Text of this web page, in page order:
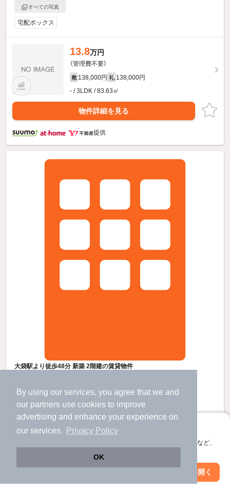
By using our services, you agree that we and
our partners use cookies to improve
advertising and enhance your experience on
our services.
Privacy Policy
OK
アプリに切り替えて、サクサクお部屋探し
会員登録なしですぐ使える。マップ検索やお気に入り保存など、
アプリを開く
すべての写真
宅配ボックス
13.8万円
（管理費不要）
敷 138,000円 礼 138,000円
- / 3LDK / 83.63㎡
物件詳細を見る
提供
大袋駅より徒歩48分 新築 2階建の賃貸物件
すべての写真
北越谷駅 歩
分 （伊勢崎線）
せんげん台駅 歩 59分 （伊勢崎線）
埼玉県北葛飾郡松伏町大字松伏
2階建 / 新築 / 木造
駐輪場あり 宅配ボックス
9.5万円
絞り込み条件を変更